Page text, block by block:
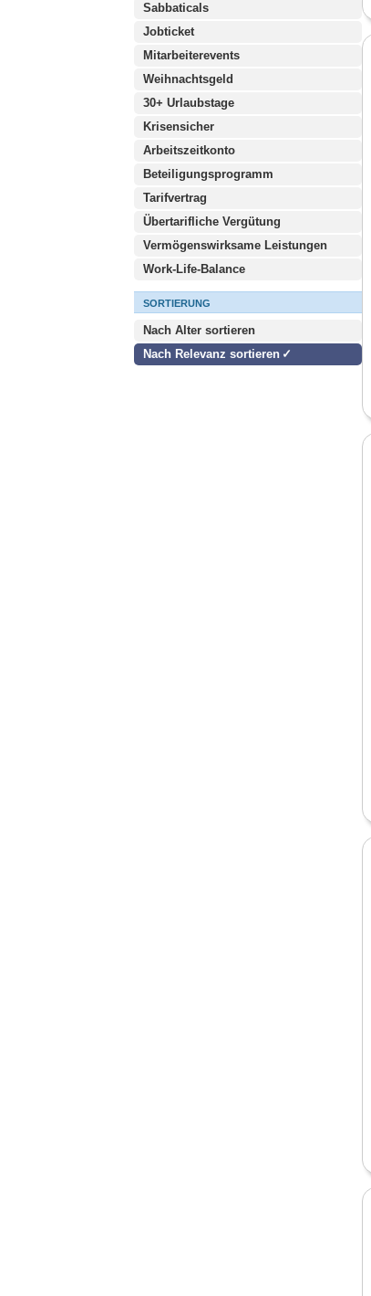
Sabbaticals
Jobticket
Mitarbeiterevents
Weihnachtsgeld
30+ Urlaubstage
Krisensicher
Arbeitszeitkonto
Beteiligungsprogramm
Tarifvertrag
Übertarifliche Vergütung
Vermögenswirksame Leistungen
Work-Life-Balance
SORTIERUNG
Nach Alter sortieren
Nach Relevanz sortieren